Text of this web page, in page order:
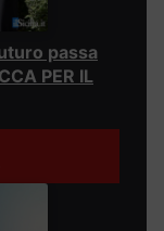
passa
PER IL